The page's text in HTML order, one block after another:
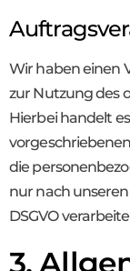
Wir haben einen
zur Nutzung des
Hierbei handelt
die
nur nach
DSGVO
3.